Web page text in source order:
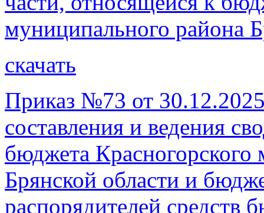
муниципального района
скачать
Приказ №73 от
составления и ведения
бюджета
Брянской области и
распорядителей средств